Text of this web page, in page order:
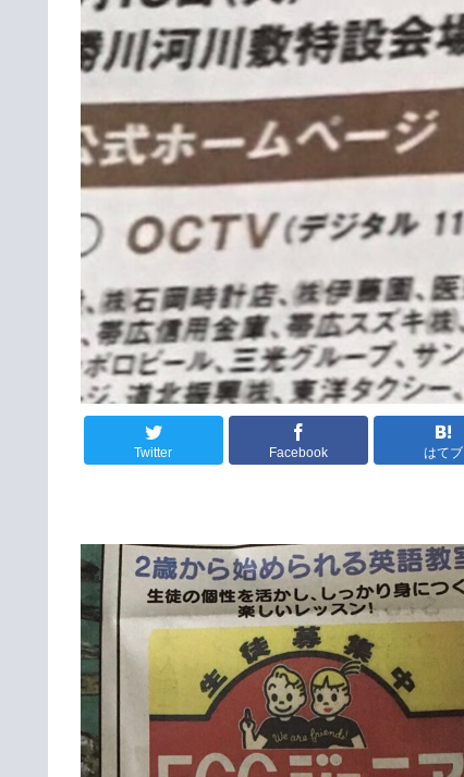
Twitter Facebook はてブ